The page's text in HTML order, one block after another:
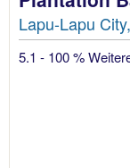
Lapu-Lapu
5.1 - 100 %